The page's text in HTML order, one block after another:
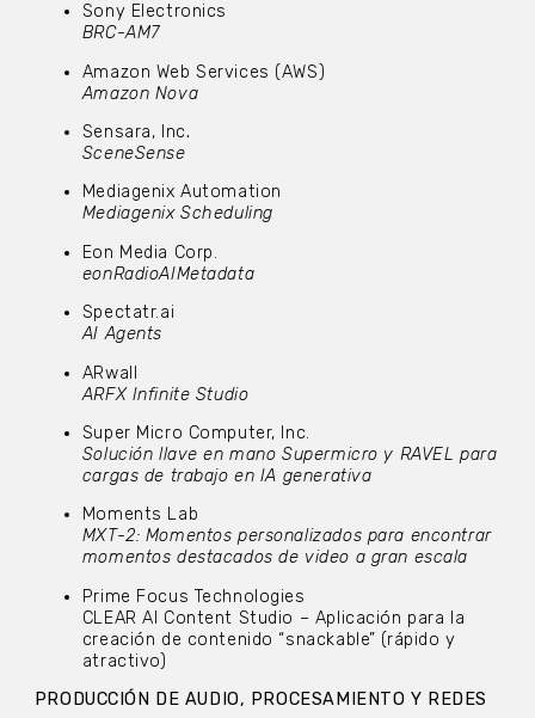
Sony Electronics
BRC-AM7
Amazon Web Services (AWS)
Amazon Nova
Sensara, Inc.
SceneSense
Mediagenix Automation
Mediagenix Scheduling
Eon Media Corp.
eonRadioAIMetadata
Spectatr.ai
AI Agents
ARwall
ARFX Infinite Studio
Super Micro Computer, Inc.
Solución llave en mano Supermicro y RAVEL para
cargas de trabajo en IA generativa
Moments Lab
MXT-2: Momentos personalizados para encontrar
momentos destacados de video a gran escala
Prime Focus Technologies
CLEAR AI Content Studio – Aplicación para la
creación de contenido “snackable” (rápido y
atractivo)
PRODUCCIÓN DE AUDIO, PROCESAMIENTO Y REDES